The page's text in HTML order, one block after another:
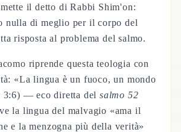
il detto di Rabbi Shim'on:
nulla di meglio per il corpo del
risposta al problema del salmo.
riprende questa teologia con
«La lingua è un fuoco, un mondo
3:6) — eco diretta delsalmo 52
la lingua del malvagio «ama il
e la menzogna più della verità»